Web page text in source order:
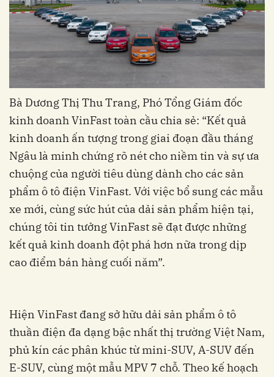
Bà Dương Thị Thu Trang, Phó Tổng Giám đốc
kinh doanh VinFast toàn cầu chia sẻ: “Kết quả
kinh doanh ấn tượng trong giai đoạn đầu tháng
Ngâu là minh chứng rõ nét cho niềm tin và sự ưa
chuộng của người tiêu dùng dành cho các sản
phẩm ô tô điện VinFast. Với việc bổ sung các mẫu
xe mới, cùng sức hút của dải sản phẩm hiện tại,
chúng tôi tin tưởng VinFast sẽ đạt được những
kết quả kinh doanh đột phá hơn nữa trong dịp
cao điểm bán hàng cuối năm”.
Hiện VinFast đang sở hữu dải sản phẩm ô tô
thuần điện đa dạng bậc nhất thị trường Việt Nam,
phủ kín các phân khúc từ mini-SUV, A-SUV đến
E-SUV, cùng một mẫu MPV 7 chỗ. Theo kế hoạch